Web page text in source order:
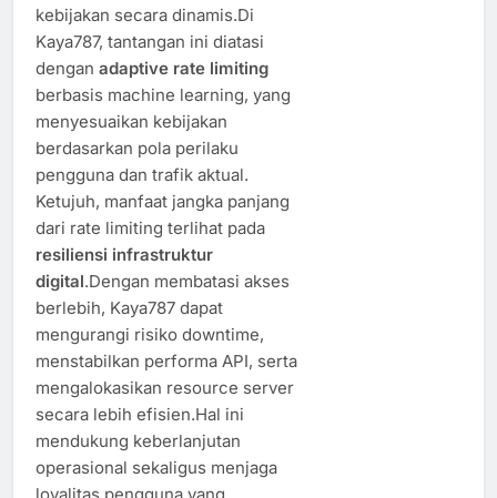
kebijakan secara dinamis.Di
Kaya787, tantangan ini diatasi
dengan adaptive rate limiting
berbasis machine learning, yang
menyesuaikan kebijakan
berdasarkan pola perilaku
pengguna dan trafik aktual.
Ketujuh, manfaat jangka panjang
dari rate limiting terlihat pada
resiliensi infrastruktur
digital.Dengan membatasi akses
berlebih, Kaya787 dapat
mengurangi risiko downtime,
menstabilkan performa API, serta
mengalokasikan resource server
secara lebih efisien.Hal ini
mendukung keberlanjutan
operasional sekaligus menjaga